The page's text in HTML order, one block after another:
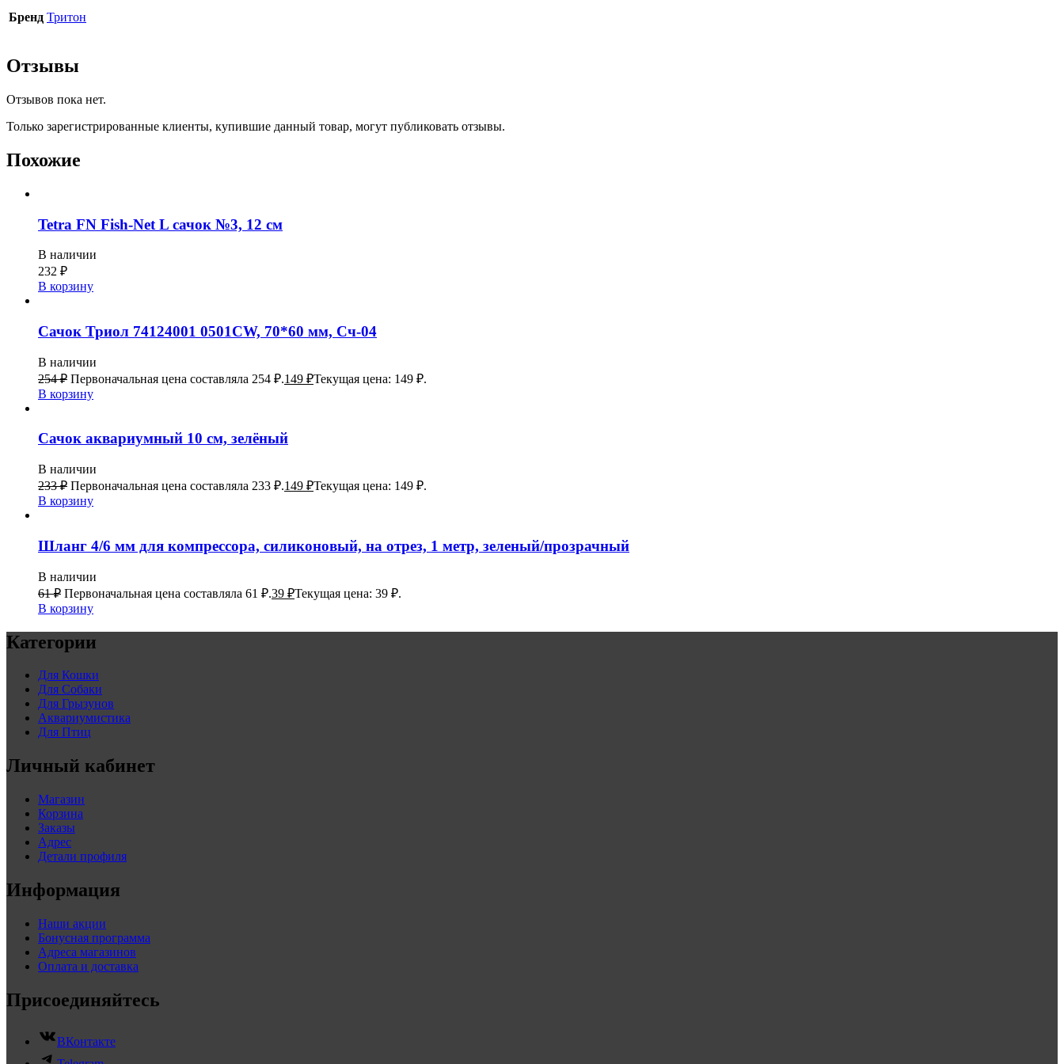
Бренд Тритон
Отзывы
Отзывов пока нет.
Только зарегистрированные клиенты, купившие данный товар, могут публиковать отзывы.
Похожие
Tetra FN Fish-Net L сачок №3, 12 см
В наличии
232 ₽
В корзину
Сачок Триол 74124001 0501CW, 70*60 мм, Сч-04
В наличии
254₽ Первоначальная цена составляла 254 ₽.149 ₽Текущая цена: 149 ₽.
В корзину
Сачок аквариумный 10 см, зелёный
В наличии
233₽ Первоначальная цена составляла 233 ₽.149 ₽Текущая цена: 149 ₽.
В корзину
Шланг 4/6 мм для компрессора, силиконовый, на отрез, 1 метр, зеленый/прозрачный
В наличии
61₽ Первоначальная цена составляла 61 ₽.39 ₽Текущая цена: 39 ₽.
В корзину
Категории
Для Кошки
Для Собаки
Для Грызунов
Аквариумистика
Для Птиц
Личный кабинет
Магазин
Корзина
Заказы
Адрес
Детали профиля
Информация
Наши акции
Бонусная программа
Адреса магазинов
Оплата и доставка
Присоединяйтесь
ВКонтакте